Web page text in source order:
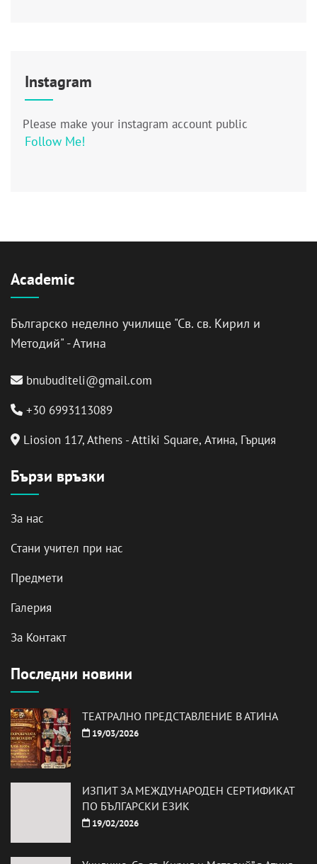
Instagram
Please make your instagram account public
Follow Me!
Academic
Българско неделно училище "Св. св. Кирил и
Методий" - Атина
bnubuditeli@gmail.com
+30 6993113089
Liosion 117, Athens - Attiki Square, Атина, Гърция
Бързи връзки
За нас
Стани учител при нас
Предмети
Галерия
За Контакт
Последни новини
ТЕАТРАЛНО ПРЕДСТАВЛЕНИЕ В АТИНА
19/03/2026
ИЗПИТ ЗА МЕЖДУНАРОДЕН СЕРТИФИКАТ
ПО БЪЛГАРСКИ ЕЗИК
19/02/2026